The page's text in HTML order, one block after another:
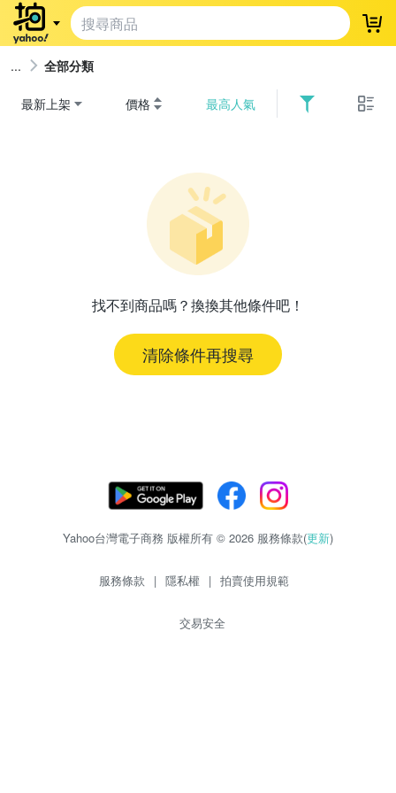
登
全部分類
最新上架 價格 最高人氣
找不到商品嗎？換換其他條件吧！
清除條件再搜尋
Yahoo台灣電子商務 版權所有 © 2026 服務條款(更新)
服務條款 | 隱私權 | 拍賣使用規範
交易安全